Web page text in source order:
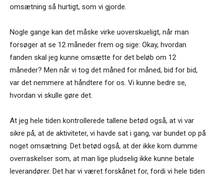
omsætning så hurtigt, som vi gjorde.
Nogle gange kan det måske virke uoverskueligt, når man
forsøger at se 12 måneder frem og sige: Okay, hvordan
fanden skal jeg kunne omsætte for det beløb om 12
måneder? Men når vi tog det måned for måned, bid for bid,
var det nemmere at håndtere for os. Vi kunne bedre se,
hvordan vi skulle gøre det.
At jeg hele tiden kontrollerede tallene betød også, at vi var
sikre på, at de aktiviteter, vi havde sat i gang, var bundet op på
noget omsætning. Det betød også, at der ikke kom dumme
overraskelser som, at man lige pludselig ikke kunne betale
leverandører. Det har vi været forskånet for, fordi vi hele tiden